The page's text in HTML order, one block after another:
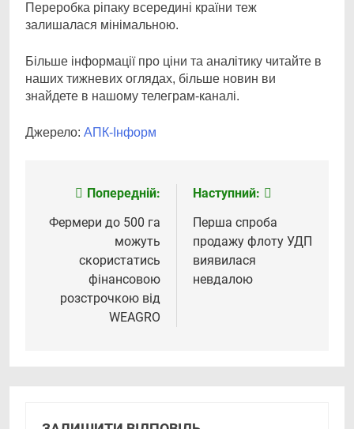
Переробка ріпаку всередині країни теж
залишалася мінімальною.
Більше інформації про ціни та аналітику читайте в
наших тижневих оглядах, більше новин ви
знайдете в нашому телеграм-каналі.
Джерело: АПК-Інформ
Навігація
записів
Попередній:
Фермери до 500 га
можуть
скористатись
фінансовою
розстрочкою від
WEAGRO
Наступний:
Перша спроба
продажу флоту УДП
виявилася
невдалою